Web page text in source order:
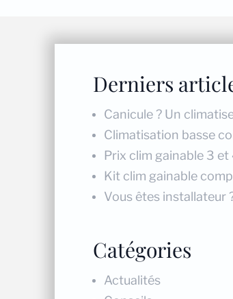
Derniers
Canicule ? Un
Climatisation basse
Prix clim gainable 3
Kit clim gainable
Vous êtes installateur
Catégories
Actualités